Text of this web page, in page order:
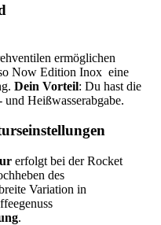
ermöglichen
Now Edition Inox eine
Dein Vorteil: Du hast die
Heißwasserabgabe.
erfolgt bei der Rocket
des
Variation in
.